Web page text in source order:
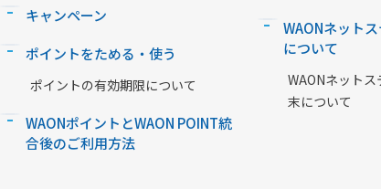
キャンペーン
ポイントをためる・使う
ポイントの有効期限について
WAONポイントとWAON POINT統
合後のご利用方法
WAONネット
について
WAONネット
末について